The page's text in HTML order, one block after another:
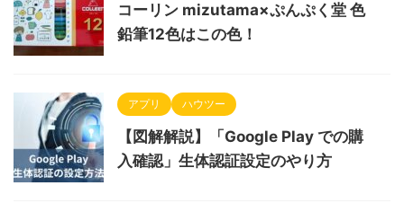
コーリン mizutama×ぷんぷく堂 色
鉛筆12色はこの色！
アプリ ハウツー
【図解解説】「Google Play での購
入確認」生体認証設定のやり方